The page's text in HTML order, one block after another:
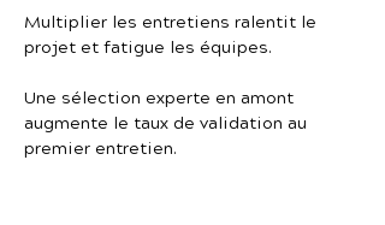
Multiplier les entretiens ralentit le
projet et fatigue les équipes.
Une sélection experte en amont
augmente le taux de validation au
premier entretien.